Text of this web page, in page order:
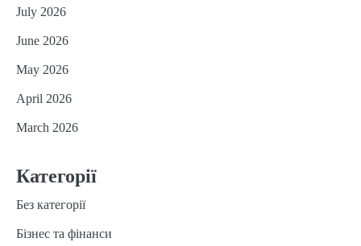
July 2026
June 2026
May 2026
April 2026
March 2026
Категорії
Без категорії
Бізнес та фінанси